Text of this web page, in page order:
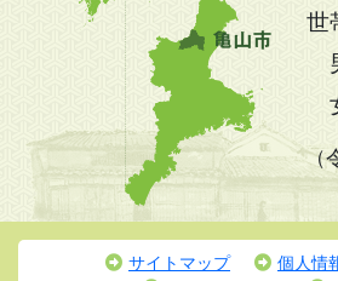
世
（
サイトマップ
個人情